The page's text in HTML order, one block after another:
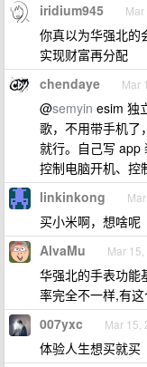
iridium945
你真以为华强北的
实现财富再分配
chendaye Mar
@semyin esim 独
歌，不用带手机了
就行。自己写 app
控制电脑开机、控
linkinkong
买小米啊，想啥呢
AlvaMu Mar
华强北的手表功能
率完全不一样,有
007yxc Mar 15,
体验人生想买就买